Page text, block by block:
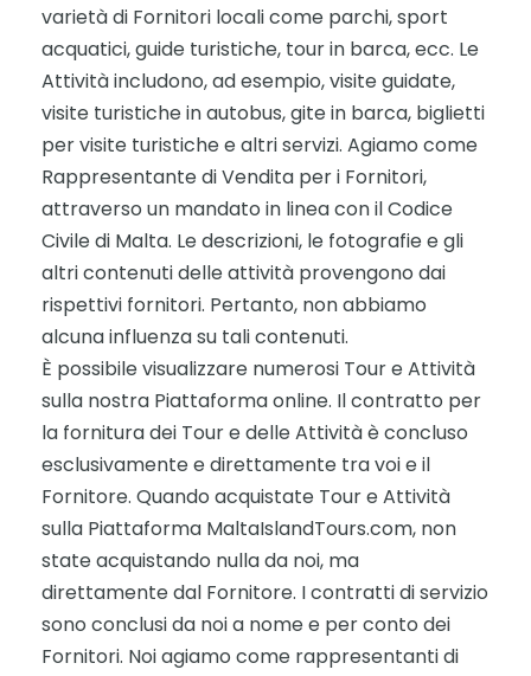
varietà di Fornitori locali come parchi, sport
acquatici, guide turistiche, tour in barca, ecc. Le
Attività includono, ad esempio, visite guidate,
visite turistiche in autobus, gite in barca, biglietti
per visite turistiche e altri servizi. Agiamo come
Rappresentante di Vendita per i Fornitori,
attraverso un mandato in linea con il Codice
Civile di Malta. Le descrizioni, le fotografie e gli
altri contenuti delle attività provengono dai
rispettivi fornitori. Pertanto, non abbiamo
alcuna influenza su tali contenuti.
È possibile visualizzare numerosi Tour e Attività
sulla nostra Piattaforma online. Il contratto per
la fornitura dei Tour e delle Attività è concluso
esclusivamente e direttamente tra voi e il
Fornitore. Quando acquistate Tour e Attività
sulla Piattaforma MaltaIslandTours.com, non
state acquistando nulla da noi, ma
direttamente dal Fornitore. I contratti di servizio
sono conclusi da noi a nome e per conto dei
Fornitori. Noi agiamo come rappresentanti di